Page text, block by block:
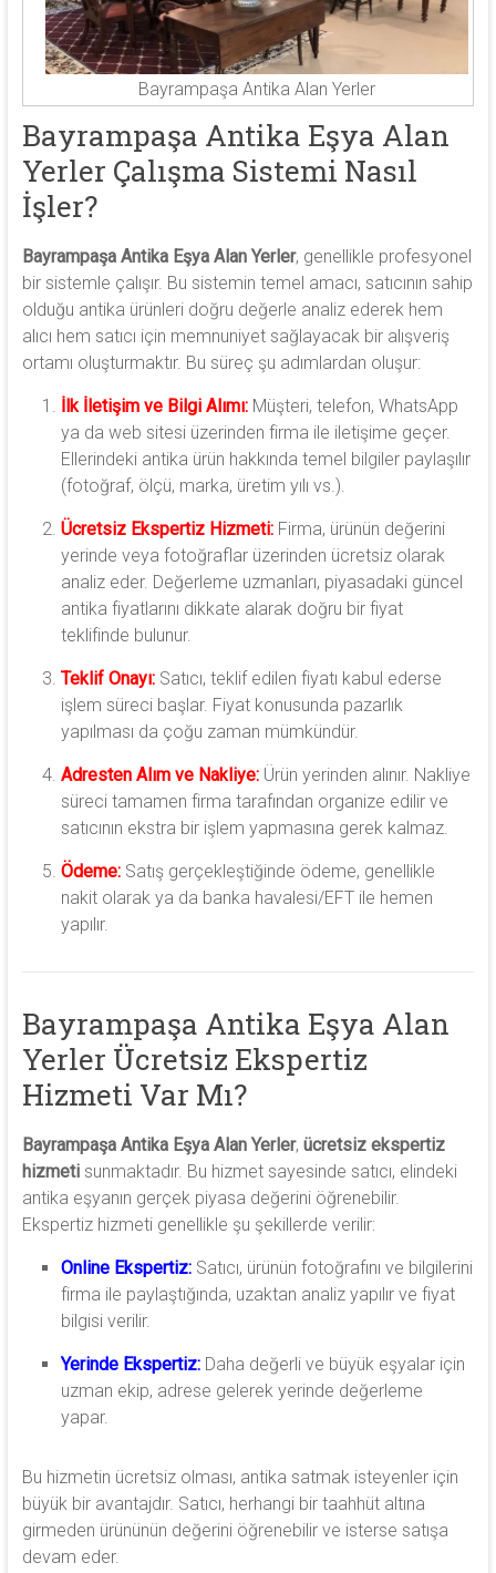
Bayrampaşa Antika Alan Yerler
Bayrampaşa Antika Eşya Alan
Yerler Çalışma Sistemi Nasıl
İşler?
Bayrampaşa Antika Eşya Alan Yerler, genellikle profesyonel
bir sistemle çalışır. Bu sistemin temel amacı, satıcının sahip
olduğu antika ürünleri doğru değerle analiz ederek hem
alıcı hem satıcı için memnuniyet sağlayacak bir alışveriş
ortamı oluşturmaktır. Bu süreç şu adımlardan oluşur:
İlk İletişim ve Bilgi Alımı:Müşteri, telefon, WhatsApp
ya da web sitesi üzerinden firma ile iletişime geçer.
Ellerindeki antika ürün hakkında temel bilgiler paylaşılır
(fotoğraf, ölçü, marka, üretim yılı vs.).
Ücretsiz Ekspertiz Hizmeti:Firma, ürünün değerini
yerinde veya fotoğraflar üzerinden ücretsiz olarak
analiz eder. Değerleme uzmanları, piyasadaki güncel
antika fiyatlarını dikkate alarak doğru bir fiyat
teklifinde bulunur.
Teklif Onayı:Satıcı, teklif edilen fiyatı kabul ederse
işlem süreci başlar. Fiyat konusunda pazarlık
yapılması da çoğu zaman mümkündür.
Adresten Alım ve Nakliye:Ürün yerinden alınır. Nakliye
süreci tamamen firma tarafından organize edilir ve
satıcının ekstra bir işlem yapmasına gerek kalmaz.
Ödeme:Satış gerçekleştiğinde ödeme, genellikle
nakit olarak ya da banka havalesi/EFT ile hemen
yapılır.
Bayrampaşa Antika Eşya Alan
Yerler Ücretsiz Ekspertiz
Hizmeti Var Mı?
Bayrampaşa Antika Eşya Alan Yerler, ücretsiz ekspertiz
hizmetisunmaktadır. Bu hizmet sayesinde satıcı, elindeki
antika eşyanın gerçek piyasa değerini öğrenebilir.
Ekspertiz hizmeti genellikle şu şekillerde verilir:
Online Ekspertiz:Satıcı, ürünün fotoğrafını ve bilgilerini
firma ile paylaştığında, uzaktan analiz yapılır ve fiyat
bilgisi verilir.
Yerinde Ekspertiz:Daha değerli ve büyük eşyalar için
uzman ekip, adrese gelerek yerinde değerleme
yapar.
Bu hizmetin ücretsiz olması, antika satmak isteyenler için
büyük bir avantajdır. Satıcı, herhangi bir taahhüt altına
girmeden ürününün değerini öğrenebilir ve isterse satışa
devam eder.